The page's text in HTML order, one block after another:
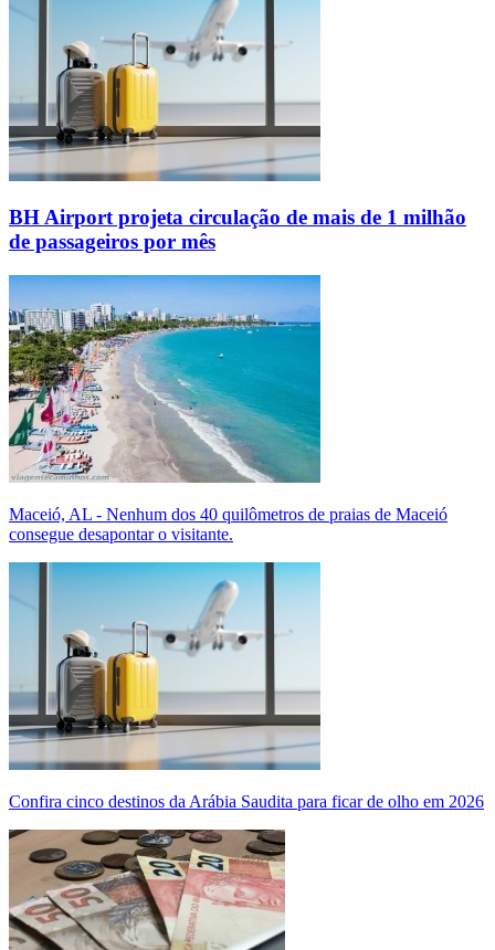
BH Airport projeta circulação de mais de 1 milhão
de passageiros por mês
Maceió, AL - Nenhum dos 40 quilômetros de praias de Maceió
consegue desapontar o visitante.
Confira cinco destinos da Arábia Saudita para ficar de olho em 2026